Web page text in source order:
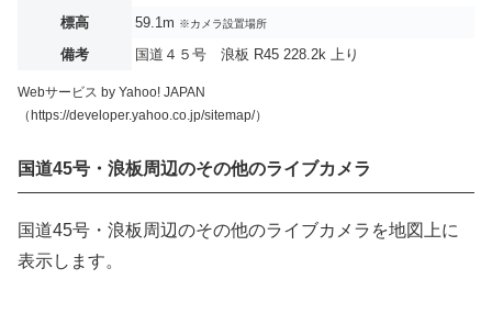
標高
59.1m ※カメラ設置場所
備考 国道４５号 浪板 R45 228.2k 上り
Webサービス by Yahoo! JAPAN
（https://developer.yahoo.co.jp/sitemap/）
国道45号・浪板周辺のその他のライブカメラ
国道45号・浪板周辺のその他のライブカメラを地図上に
表示します。